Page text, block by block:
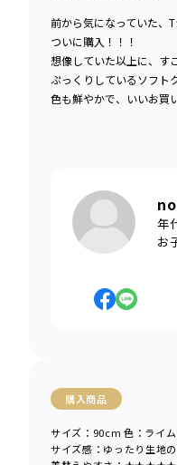
前から気になっていた、
ついに購入！！！
想像していた以上に、す
ぷっくりしているソフト
色も鮮やかで、いいお買
年
お
購入商品
サイズ感 ：ゆったり生地
サイズ：90cm 色：ライム